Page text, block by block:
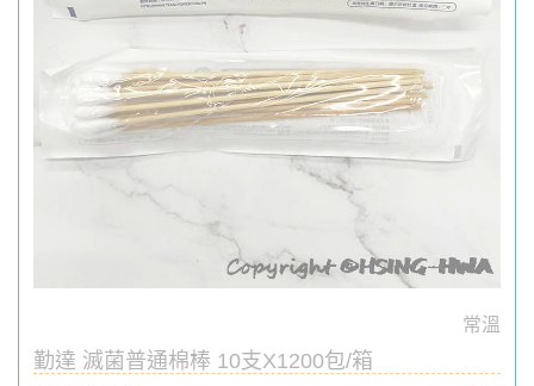
常溫
勤達 滅菌普通棉棒 10支X1200包/箱